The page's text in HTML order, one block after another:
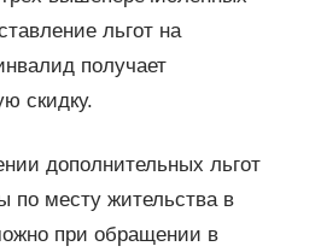
льгот на
получает
скидку.
дополнительных льгот
по месту жительства в
при обращении в